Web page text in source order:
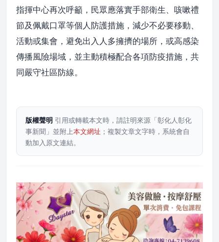
指揮中心再次呼籲，民眾應落實手部衛生、咳嗽禮
節及佩戴口罩等個人防護措施，減少不必要移動、
活動或集會，避免出入人多擁擠的場所，或高感染
傳播風險場域，並主動積極配合各項防疫措施，共
同嚴守社區防線。
版權聲明 引用或轉載本文時，請註明來源「彰化人彰化
事新聞」並附上本文網址 ；複製文章文字時，系統會自
動加入原文連結。